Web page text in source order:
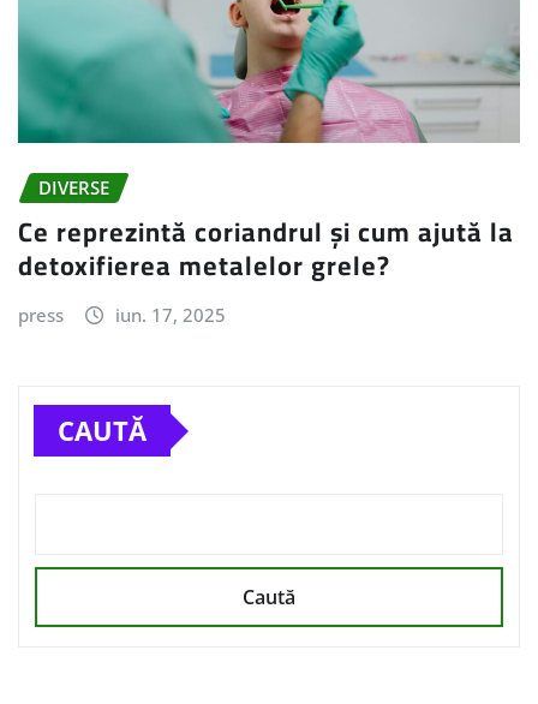
DIVERSE
Ce reprezintă coriandrul și cum ajută la
detoxifierea metalelor grele?
press iun. 17, 2025
CAUTĂ
Caută